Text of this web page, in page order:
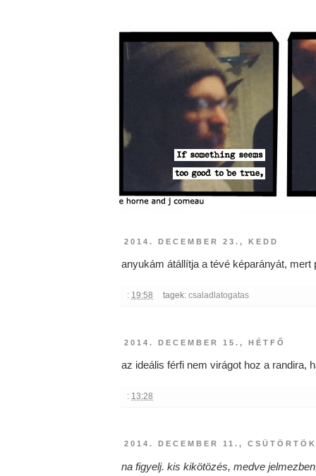
2014. DECEMBER 23., KEDD
anyukám átállítja a tévé képarányát, mert
: 19:58 tagek: csaladlatogatas
2014. DECEMBER 15., HÉTFŐ
az ideális férfi nem virágot hoz a randira,
: 13:28
2014. DECEMBER 11., CSÜTÖRTÖK
na figyelj. kis kikötözés, medve